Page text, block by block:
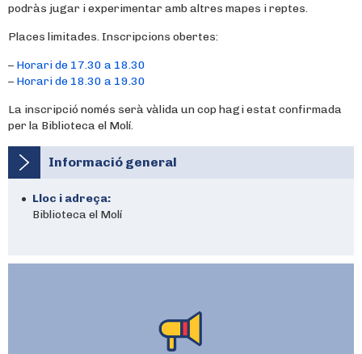
podràs jugar i experimentar amb altres mapes i reptes.
Places limitades. Inscripcions obertes:
– Horari de 17.30 a 18.30
– Horari de 18.30 a 19.30
La inscripció només serà vàlida un cop hagi estat confirmada
per la Biblioteca el Molí.
Informació general
Lloc i adreça:
Biblioteca el Molí